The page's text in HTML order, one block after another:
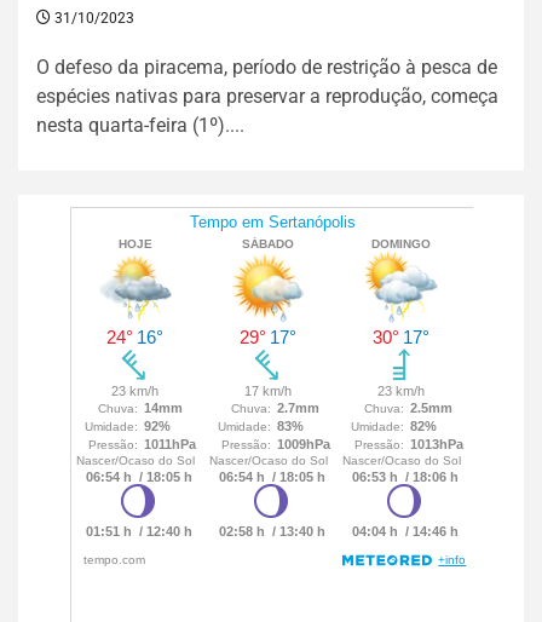
31/10/2023
O defeso da piracema, período de restrição à pesca de
espécies nativas para preservar a reprodução, começa
nesta quarta-feira (1º)....